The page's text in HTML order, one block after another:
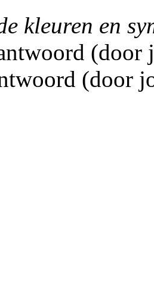
kleuren en
(door
(door